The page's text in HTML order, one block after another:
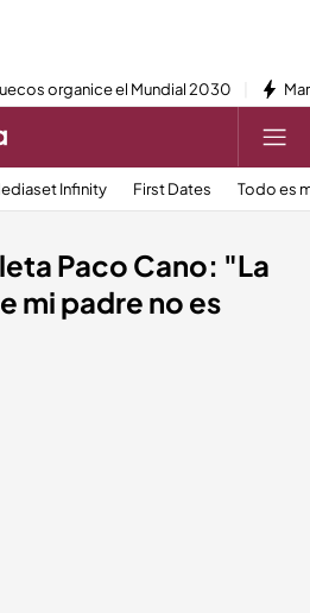
organice el Mundial 2030
Infinity First Dates Todo es
Paco Cano: "La
mi padre no es